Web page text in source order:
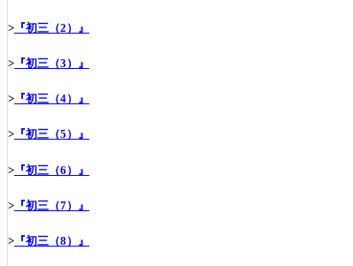
> 『初三（2）』
> 『初三（3）』
> 『初三（4）』
> 『初三（5）』
> 『初三（6）』
> 『初三（7）』
> 『初三（8）』